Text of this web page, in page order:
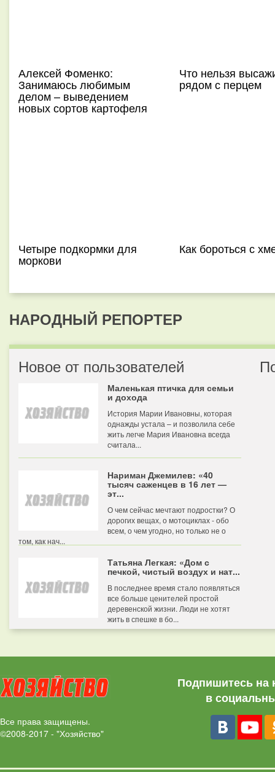
Алексей Фоменко:
Занимаюсь любимым
делом – выведением
новых сортов картофеля
Что нельзя
рядом с перцем
Четыре подкормки для
моркови
Как бороться с
НАРОДНЫЙ РЕПОРТЕР
Новое от пользователей
Маленькая птичка для семьи
и дохода
История Марии Ивановны, которая
однажды устала – и позволила себе
жить легче Мария Ивановна всегда
считала...
Нариман Джемилев: «40
тысяч саженцев в 16 лет —
эт...
О чем сейчас мечтают подростки? О
дорогих вещах, о мотоциклах - обо
всем, о чем угодно, но только не о
том, как нач...
Татьяна Легкая: «Дом с
печкой, чистый воздух и нат...
В последнее время стало появляться
все больше ценителей простой
деревенской жизни. Люди не хотят
жить в спешке в бо...
Все права защищены.
©2008-2017 - "Хозяйство"
Подпишитесь на
в